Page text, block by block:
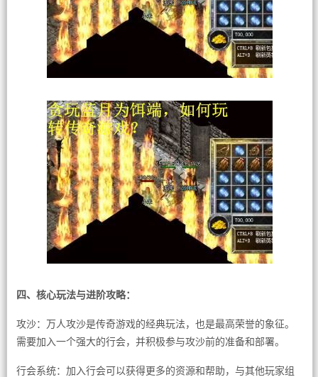
四、核心玩法与进阶攻略：
攻沙：万人攻沙是传奇游戏的经典玩法，也是最高荣誉的象征。
需要加入一个强大的行会，并积极参与攻沙前的准备和部署。
行会系统：加入行会可以获得更多的资源和帮助，与其他玩家组